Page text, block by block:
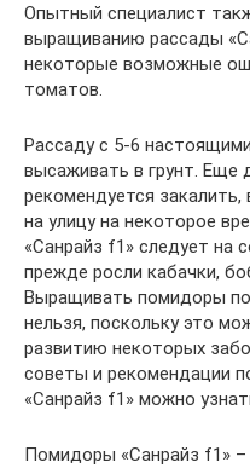
Опытный специалист
выращиванию рассады
некоторые возможные
томатов.
Рассаду с 5-6
высаживать в грунт. Еще
рекомендуется
на улицу на некоторое
«Санрайз f1» следует на
прежде росли кабачки,
Выращивать помидоры
нельзя, поскольку это
развитию некоторых
советы и рекомендации
«Санрайз f1» можно
Помидоры «Санрайз f1» –